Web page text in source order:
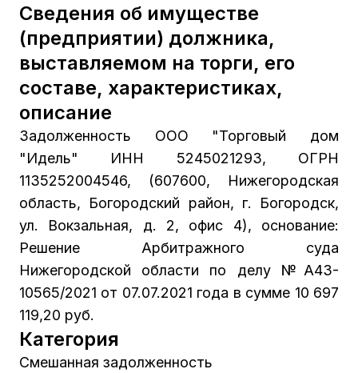
Сведения об имуществе
(предприятии) должника,
выставляемом на торги, его
составе, характеристиках,
описание
Задолженность ООО "Торговый дом
"Идель" ИНН 5245021293, ОГРН
1135252004546, (607600, Нижегородская
область, Богородский район, г. Богородск,
ул. Вокзальная, д. 2, офис 4), основание:
Решение Арбитражного суда
Нижегородской области по делу №А43-
10565/2021 от 07.07.2021 года в сумме 10 697
119,20 руб.
Категория
Смешанная задолженность